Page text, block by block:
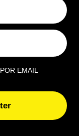
EMAIL